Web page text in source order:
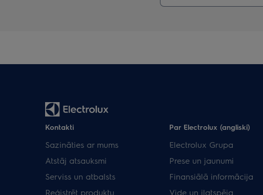
Kontakti
Sazināties ar mums
Atstāj atsauksmi
Serviss un atbalsts
Reģistrēt produktu
Par Electrolux (angliski)
Electrolux Grupa
Prese un jaunumi
Finansiālā informācija
Vide un ilgtspēja